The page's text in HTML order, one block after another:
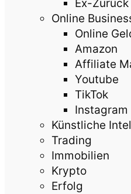
Ex-
Online
Online
Amazon
Affiliate
Youtube
TikTok
Instagram
Künstliche
Trading
Immobilien
Krypto
Erfolg